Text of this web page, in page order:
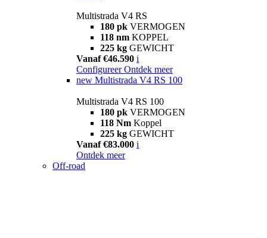
Multistrada V4 RS
180 pk VERMOGEN
118 nm KOPPEL
225 kg GEWICHT
Vanaf €46.590 i
Configureer Ontdek meer
new Multistrada V4 RS 100
Multistrada V4 RS 100
180 pk VERMOGEN
118 Nm Koppel
225 kg GEWICHT
Vanaf €83.000 i
Ontdek meer
Off-road